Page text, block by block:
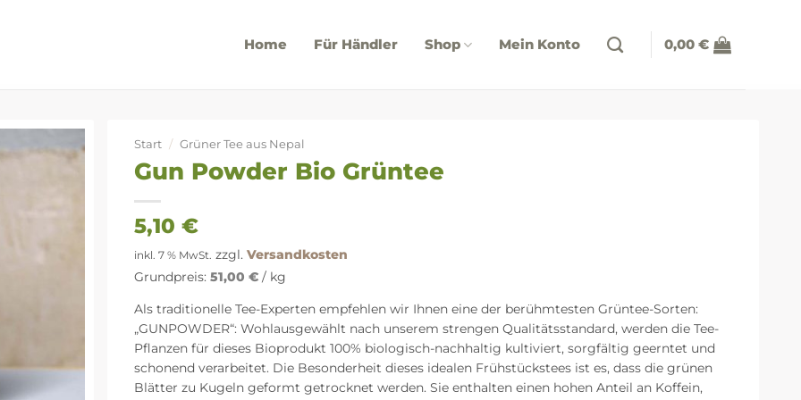
Home Für Händler Shop Mein Konto 0,00 €
Start / Grüner Tee aus Nepal
Gun Powder Bio Grüntee
5,10 €
inkl. 7 % MwSt. zzgl. Versandkosten
Grundpreis: 51,00 €/ kg
Als traditionelle Tee-Experten empfehlen wir Ihnen eine der berühmtesten Grüntee-Sorten:
„GUNPOWDER“: Wohlausgewählt nach unserem strengen Qualitätsstandard, werden die Tee-
Pflanzen für dieses Bioprodukt 100% biologisch-nachhaltig kultiviert, sorgfältig geerntet und
schonend verarbeitet. Die Besonderheit dieses idealen Frühstückstees ist es, dass die grünen
Blätter zu Kugeln geformt getrocknet werden. Sie enthalten einen hohen Anteil an Koffein,